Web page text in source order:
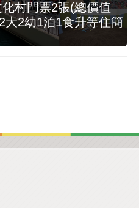
村門票2張(總價值
大2幼1泊1食升等住簡